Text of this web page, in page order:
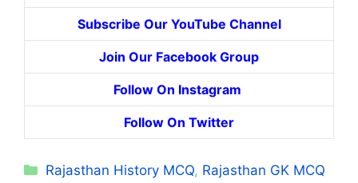
Subscribe Our YouTube Channel
Join Our Facebook Group
Follow On Instagram
Follow On Twitter
Categories
Rajasthan History MCQ, Rajasthan GK MCQ